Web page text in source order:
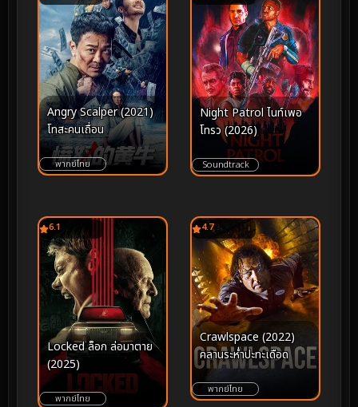
Angry Scalper (2021)
โทสะคนเถื่อน
พากย์ไทย
Night Patrol ไนท์เพอ
โทรว (2026)
Soundtrack
6.1
Locked ล็อก ล่อมาตาย
(2025)
พากย์ไทย
4.7
Crawlspace (2022)
คลานระห่ำปะทะเดือด
พากย์ไทย